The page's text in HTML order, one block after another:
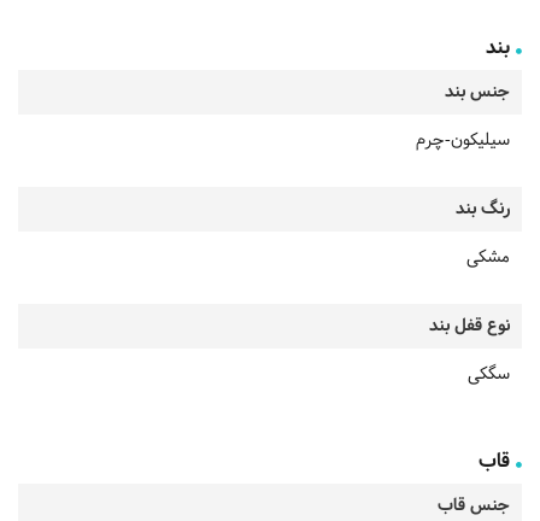
بند
جنس بند
سیلیکون-چرم
رنگ بند
مشکی
نوع قفل بند
سگکی
قاب
جنس قاب